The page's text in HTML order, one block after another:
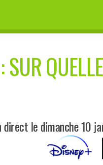
: SUR
le dimanche 10